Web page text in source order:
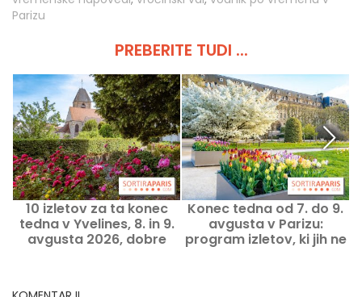
Parizu
PREBERITE TUDI ...
10 izletov za ta konec
tedna v Yvelines, 8. in 9.
avgusta 2026, dobre
Konec tedna od 7. do 9.
avgusta v Parizu:
program izletov, ki jih ne